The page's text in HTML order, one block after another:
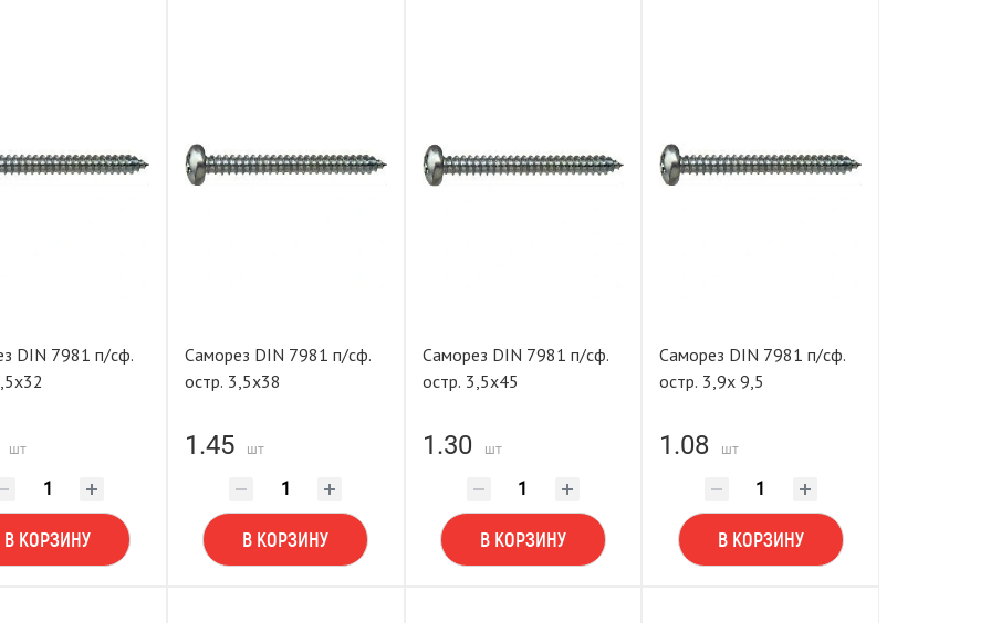
DIN 7981 п/сф.
шт
В КОРЗИНУ
Саморез DIN 7981 п/сф.
остр. 3,5х38
1.45 шт
В КОРЗИНУ
Саморез DIN 7981 п/сф.
остр. 3,5х45
1.30 шт
В КОРЗИНУ
Саморез DIN 7981 п/сф.
остр. 3,9х 9,5
1.08 шт
В КОРЗИНУ